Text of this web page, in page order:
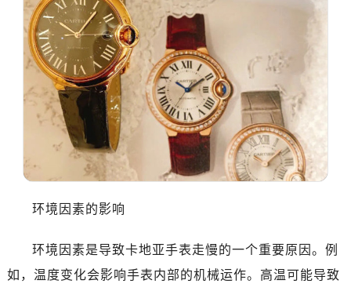
环境因素的影响
环境因素是导致卡地亚手表走慢的一个重要原因。例
如，温度变化会影响手表内部的机械运作。高温可能导致